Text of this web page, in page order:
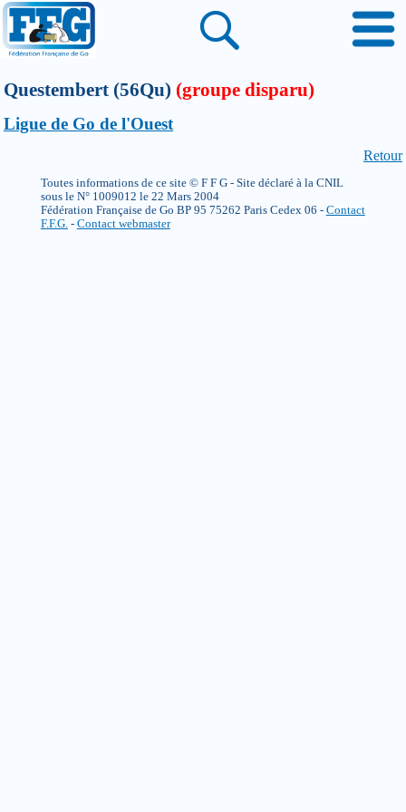
Questembert (56Qu) (groupe disparu)
Ligue de Go de l'Ouest
Retour
Toutes informations de ce site © F F G - Site déclaré à la CNIL
sous le N° 1009012 le 22 Mars 2004
Fédération Française de Go BP 95 75262 Paris Cedex 06 - Contact
F.F.G.- Contact webmaster